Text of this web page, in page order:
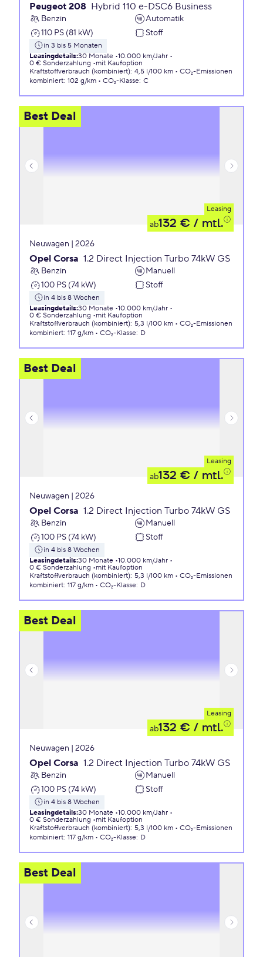
Peugeot 208 Hybrid 110 e-DSC6 Business
Benzin
Automatik
110 PS (81 kW)
Stoff
in 3 bis 5 Monaten
Leasingdetails:30 Monate 10.000 km/Jahr
0 € Sonderzahlung
mit Kaufoption
Kraftstoffverbrauch (kombiniert): 4,5 l/100 km
CO₂-Emissionen
kombiniert: 102 g/km CO₂-Klasse: C
Best Deal
Leasing
ab132 € / mtl.
Neuwagen | 2026
Opel Corsa 1.2 Direct Injection Turbo 74kW GS
Benzin
Manuell
100 PS (74 kW)
Stoff
in 4 bis 8 Wochen
Leasingdetails:30 Monate 10.000 km/Jahr
0 € Sonderzahlung
mit Kaufoption
Kraftstoffverbrauch (kombiniert): 5,3 l/100 km
CO₂-Emissionen
kombiniert: 117 g/km CO₂-Klasse: D
Best Deal
Leasing
ab132 € / mtl.
Neuwagen | 2026
Opel Corsa 1.2 Direct Injection Turbo 74kW GS
Benzin
Manuell
100 PS (74 kW)
Stoff
in 4 bis 8 Wochen
Leasingdetails:30 Monate 10.000 km/Jahr
0 € Sonderzahlung
mit Kaufoption
Kraftstoffverbrauch (kombiniert): 5,3 l/100 km
CO₂-Emissionen
kombiniert: 117 g/km CO₂-Klasse: D
Best Deal
Leasing
ab132 € / mtl.
Neuwagen | 2026
Opel Corsa 1.2 Direct Injection Turbo 74kW GS
Benzin
Manuell
100 PS (74 kW)
Stoff
in 4 bis 8 Wochen
Leasingdetails:30 Monate 10.000 km/Jahr
0 € Sonderzahlung
mit Kaufoption
Kraftstoffverbrauch (kombiniert): 5,3 l/100 km
CO₂-Emissionen
kombiniert: 117 g/km CO₂-Klasse: D
Best Deal